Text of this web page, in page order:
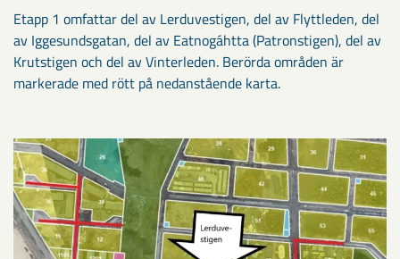
Etapp 1 omfattar del av Lerduvestigen, del av Flyttleden, del
av Iggesundsgatan, del av Eatnogáhtta (Patronstigen), del av
Krutstigen och del av Vinterleden. Berörda områden är
markerade med rött på nedanstående karta.